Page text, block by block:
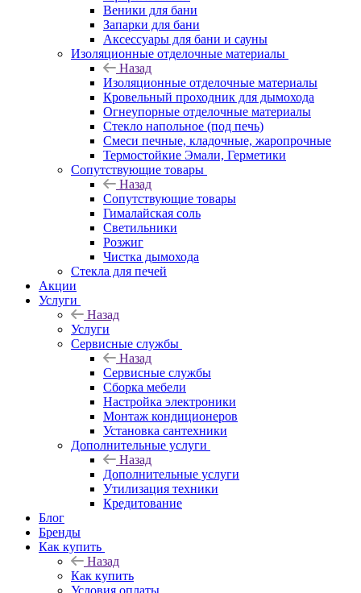
Веники для бани
Запарки для бани
Аксессуары для бани и сауны
Изоляционные отделочные материалы
Назад
Изоляционные отделочные материалы
Кровельный проходник для дымохода
Огнеупорные отделочные материалы
Стекло напольное (под печь)
Смеси печные, кладочные, жаропрочные
Термостойкие Эмали, Герметики
Сопутствующие товары
Назад
Сопутствующие товары
Гималайская соль
Светильники
Розжиг
Чистка дымохода
Стекла для печей
Акции
Услуги
Назад
Услуги
Сервисные службы
Назад
Сервисные службы
Сборка мебели
Настройка электроники
Монтаж кондиционеров
Установка сантехники
Дополнительные услуги
Назад
Дополнительные услуги
Утилизация техники
Кредитование
Блог
Бренды
Как купить
Назад
Как купить
Условия оплаты